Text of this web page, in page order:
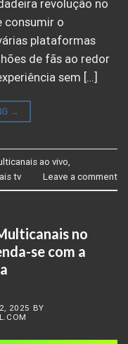
revolução no
consumir o
plataformas
de fãs ao redor
sem […]
→
ao vivo,
tv Leave a comment
no
se com a
2025 BY